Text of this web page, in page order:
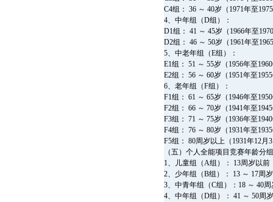
C4组： 36 ～ 40岁（1971年至
4、中年组（D组）：
D1组： 41 ～ 45岁（1966年至
D2组： 46 ～ 50岁（1961年至
5、中老年组（E组）：
E1组： 51 ～ 55岁（1956年至
E2组： 56 ～ 60岁（1951年至
6、老年组（F组）：
F1组： 61 ～ 65岁（1946年至
F2组： 66 ～ 70岁（1941年至
F3组： 71 ～ 75岁（1936年至
F4组： 76 ～ 80岁（1931年至
F5组： 80周岁以上（1931年12月
（五）个人全能项目竞赛年龄分
1、儿童组（A组）： 13周岁以前
2、少年组（B组）： 13 ～ 17周
3、中青年组（C组）：18 ～ 40
4、中年组（D组）： 41 ～ 50周